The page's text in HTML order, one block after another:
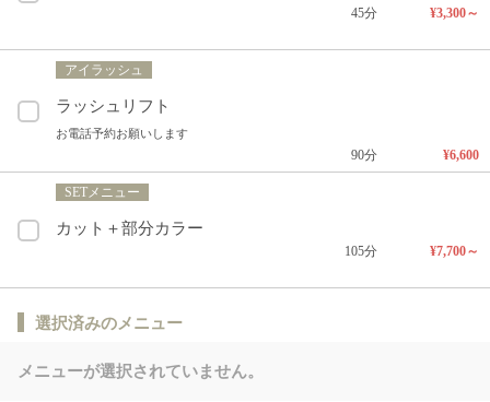
45分 ¥3,300～
アイラッシュ
ラッシュリフト
お電話予約お願いします
90分 ¥6,600
SETメニュー
カット＋部分カラー
105分 ¥7,700～
選択済みのメニュー
メニューが選択されていません。